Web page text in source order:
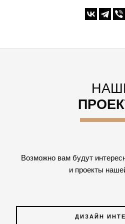
Возможно вам будут
и проекты
ДИЗАЙН